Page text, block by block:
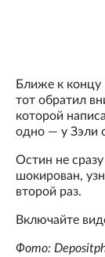
Ближе к концу
тот обратил
которой
одно — у Зэли
Остин не
шокирован,
второй раз.
Включайте
Фото: